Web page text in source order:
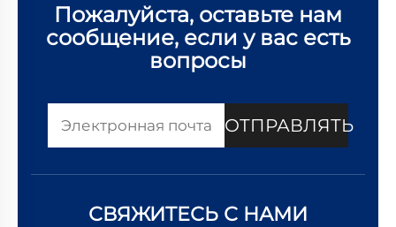
Пожалуйста, оставьте нам
сообщение, если у вас есть
вопросы
ОТПРАВЛЯТЬ
СВЯЖИТЕСЬ С НАМИ